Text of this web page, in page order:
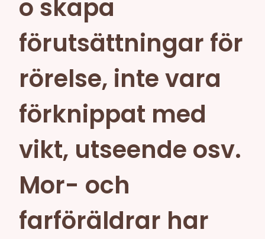
o skapa
förutsättningar för
rörelse, inte vara
förknippat med
vikt, utseende osv.
Mor- och
farföräldrar har